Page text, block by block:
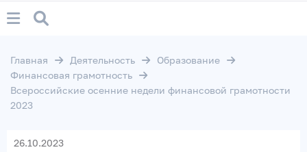
Главная Деятельность
Образование
Финансовая грамотность
Всероссийские осенние недели финансовой грамотности
2023
26.10.2023